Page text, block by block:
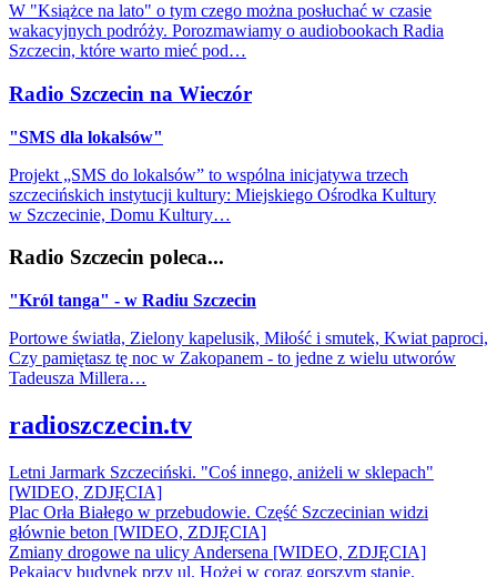
W "Książce na lato" o tym czego można posłuchać w czasie
wakacyjnych podróży. Porozmawiamy o audiobookach Radia
Szczecin, które warto mieć pod…
Radio Szczecin na Wieczór
"SMS dla lokalsów"
Projekt „SMS do lokalsów” to wspólna inicjatywa trzech
szczecińskich instytucji kultury: Miejskiego Ośrodka Kultury
w Szczecinie, Domu Kultury…
Radio Szczecin poleca...
"Król tanga" - w Radiu Szczecin
Portowe światła, Zielony kapelusik, Miłość i smutek, Kwiat paproci,
Czy pamiętasz tę noc w Zakopanem - to jedne z wielu utworów
Tadeusza Millera…
radioszczecin.tv
Letni Jarmark Szczeciński. "Coś innego, aniżeli w sklepach"
[WIDEO, ZDJĘCIA]
Plac Orła Białego w przebudowie. Część Szczecinian widzi
głównie beton [WIDEO, ZDJĘCIA]
Zmiany drogowe na ulicy Andersena [WIDEO, ZDJĘCIA]
Pękający budynek przy ul. Hożej w coraz gorszym stanie.